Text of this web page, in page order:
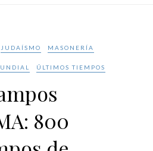
JUDAÍSMO MASONERÍA
ÚLTIMOS TIEMPOS
800